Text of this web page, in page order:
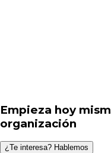
Empieza hoy
organización
¿Te interesa? Hablemos